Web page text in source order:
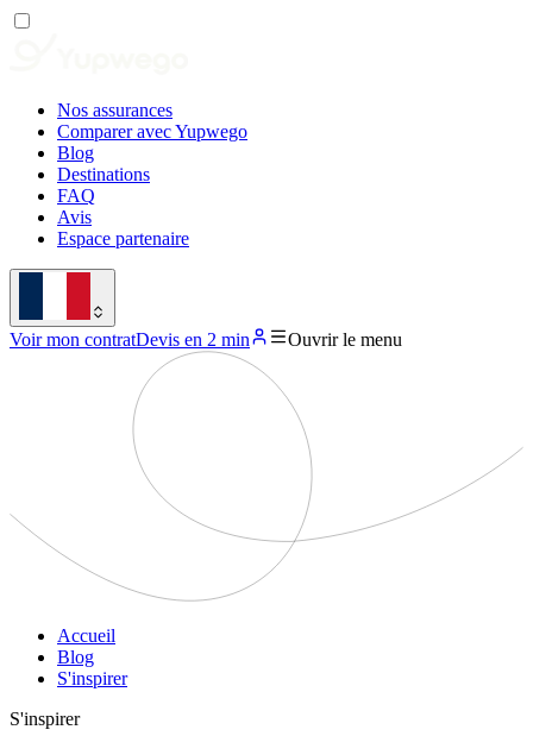
Nos assurances
Comparer avec Yupwego
Blog
Destinations
FAQ
Avis
Espace partenaire
Voir mon contratDevis en 2 min Ouvrir le menu
Accueil
Blog
S'inspirer
S'inspirer